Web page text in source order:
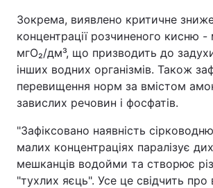
Зокрема, виявлено критичне
концентрації розчиненого кисню
мгО₂/дм³, що призводить до
інших водних організмів. Також
перевищення норм за вмістом
завислих речовин і фосфатів.
"Зафіксовано наявність
малих концентраціях паралізує
мешканців водойми та створює
"тухлих яєць". Усе це свідчить про